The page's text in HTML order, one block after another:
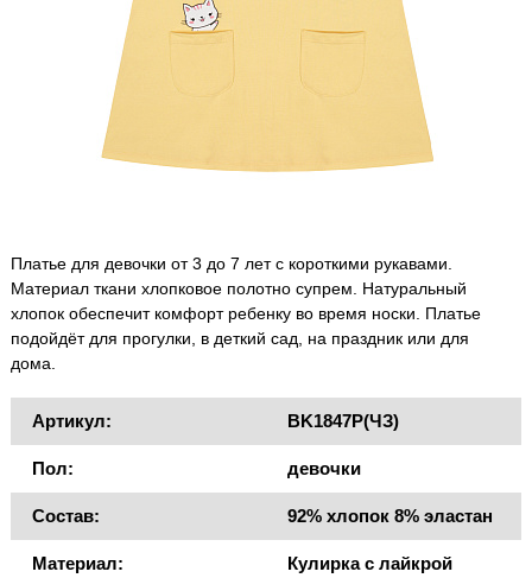
Платье для девочки от 3 до 7 лет с короткими рукавами.
Материал ткани хлопковое полотно супрем. Натуральный
хлопок обеспечит комфорт ребенку во время носки. Платье
подойдёт для прогулки, в деткий сад, на праздник или для
дома.
Артикул: BK1847P(ЧЗ)
Пол: девочки
Состав: 92% хлопок 8% эластан
Материал: Кулирка с лайкрой